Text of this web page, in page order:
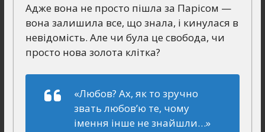
Адже вона не просто пішла за Парісом —
вона залишила все, що знала, і кинулася в
невідомість. Але чи була це свобода, чи
просто нова золота клітка?
«Любов? Ах, як то зручно
звать любов’ю те, чому
імення інше не знайшли…»